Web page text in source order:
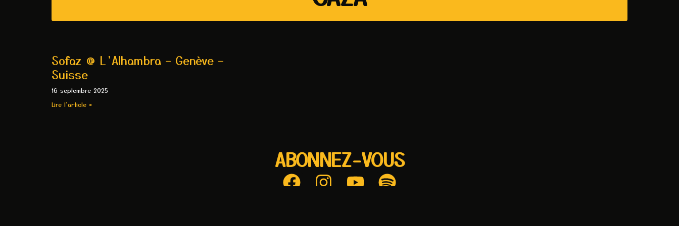
Sofaz @ L’Alhambra – Genève –
Suisse
16 septembre 2025
Lire l'article »
ABONNEZ-VOUS